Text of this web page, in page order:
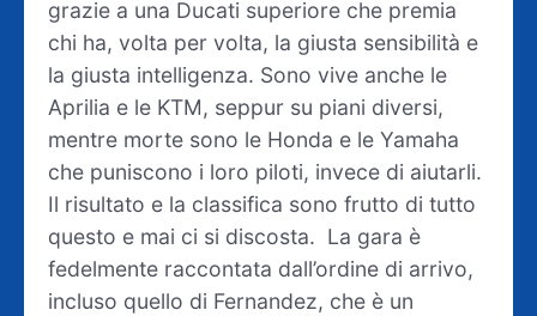
grazie a una Ducati superiore che premia
chi ha, volta per volta, la giusta sensibilità e
la giusta intelligenza. Sono vive anche le
Aprilia e le KTM, seppur su piani diversi,
mentre morte sono le Honda e le Yamaha
che puniscono i loro piloti, invece di aiutarli.
Il risultato e la classifica sono frutto di tutto
questo e mai ci si discosta. La gara è
fedelmente raccontata dall’ordine di arrivo,
incluso quello di Fernandez, che è un